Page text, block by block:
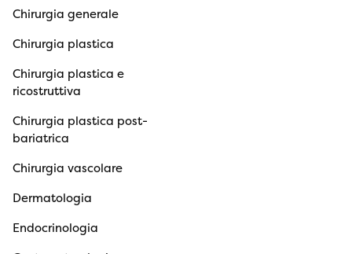
Chirurgia generale
Chirurgia plastica
Chirurgia plastica e
ricostruttiva
Chirurgia plastica post-
bariatrica
Chirurgia vascolare
Dermatologia
Endocrinologia